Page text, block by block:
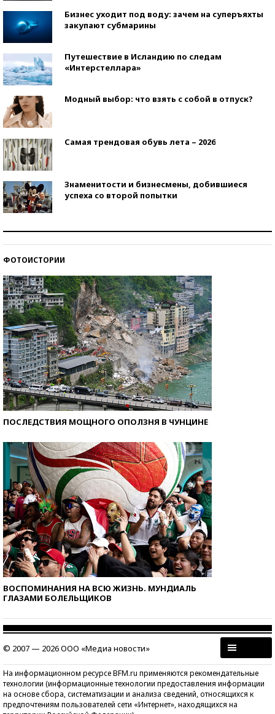
Бизнес уходит под воду: зачем на суперъяхты
закупают субмарины
Путешествие в Исландию по следам
«Интерстеллара»
Модный выбор: что взять с собой в отпуск?
Самая трендовая обувь лета – 2026
Знаменитости и бизнесмены, добившиеся
успеха со второй попытки
ФОТОИСТОРИИ
ПОСЛЕДСТВИЯ МОЩНОГО ОПОЛЗНЯ В ЧУНЦИНЕ
ВОСПОМИНАНИЯ НА ВСЮ ЖИЗНЬ. МУНДИАЛЬ
ГЛАЗАМИ БОЛЕЛЬЩИКОВ
© 2007 — 2026 ООО «Медиа новости»
На информационном ресурсе BFM.ru применяются рекомендательные
технологии (информационные технологии предоставления информации
на основе сбора, систематизации и анализа сведений, относящихся к
предпочтениям пользователей сети «Интернет», находящихся на